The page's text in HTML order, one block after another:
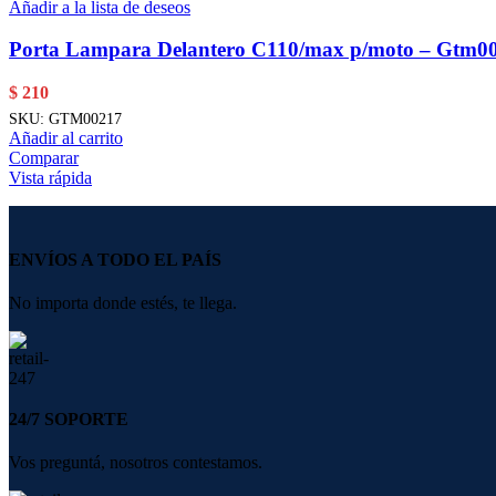
Añadir a la lista de deseos
Porta Lampara Delantero C110/max p/moto –
$ 210
SKU: GTM00217
Añadir al carrito
Comparar
Vista rápida
ENVÍOS A TODO EL PAÍS
No importa donde estés, te llega.
24/7 SOPORTE
Vos preguntá, nosotros contestamos.